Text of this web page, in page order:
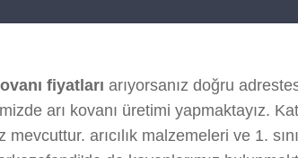
fiyatları arıyorsanız doğru
arı kovanı üretimi yapmaktayız.
arıcılık malzemeleri ve 1.